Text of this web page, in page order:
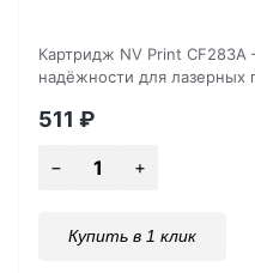
Картридж NV Print CF283A
надёжности для лазерных
511 ₽
Купить в 1 клик